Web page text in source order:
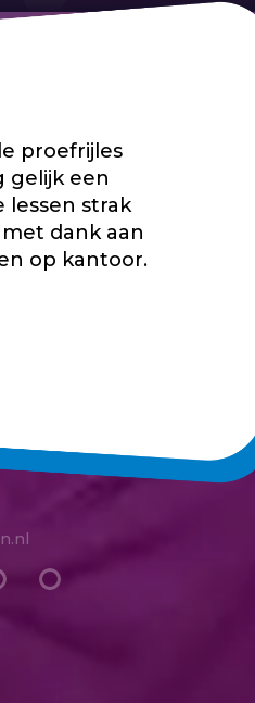
proefrijles
gelijk een
lessen strak
dank aan
op kantoor.